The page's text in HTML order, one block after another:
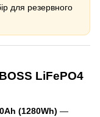
для резервного
LiFePO4
(1280Wh) —